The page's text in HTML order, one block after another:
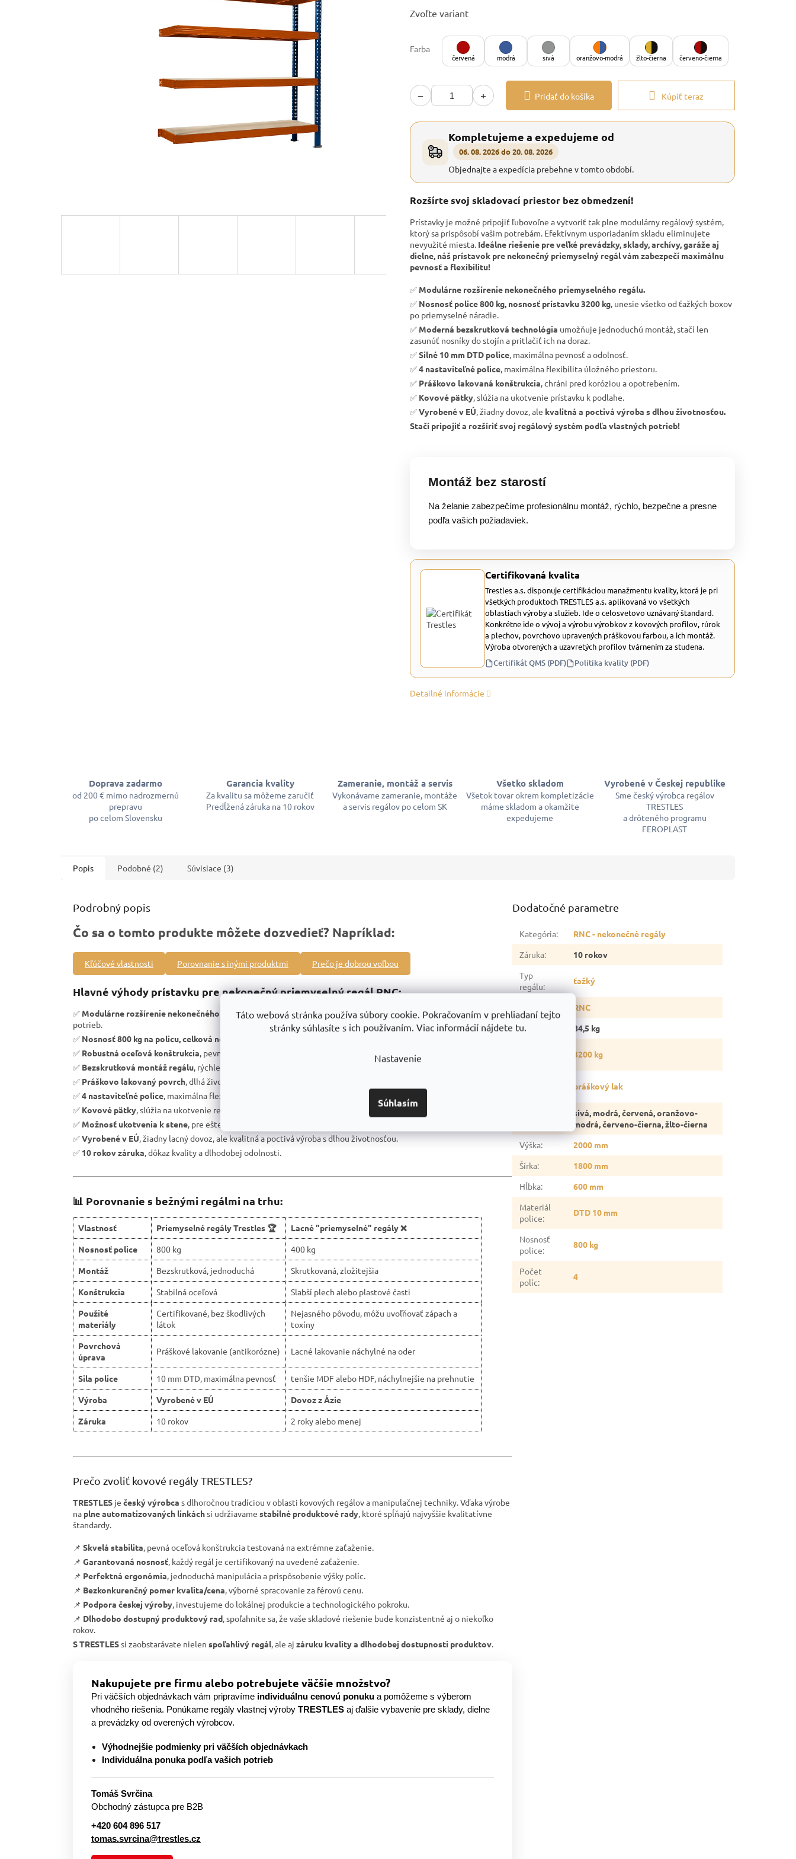
Táto webová stránka používa súbory cookie. Pokračovaním v prehliadaní tejto
stránky súhlasíte s ich používaním. Viac informácií nájdete tu.
Nastavenie
Súhlasím
cena:
Zvoľte variant
Farba
červená modrá sivá oranžovo-modrá žlto-čierna červeno-čierna
− + Pridať do košíka Kúpiť teraz
Kompletujeme a expedujeme od
06. 08. 2026 do 20. 08. 2026
Objednajte a expedícia prebehne v tomto období.
Rozšírte svoj skladovací priestor bez obmedzení!
Prístavky je možné pripojiť ľubovoľne a vytvoriť tak plne modulárny regálový systém,
ktorý sa prispôsobí vašim potrebám. Efektívnym usporiadaním skladu eliminujete
nevyužité miesta. Ideálne riešenie pre veľké prevádzky, sklady, archívy, garáže aj
dielne, náš prístavok pre nekonečný priemyselný regál vám zabezpečí maximálnu
pevnosť a flexibilitu!
✅ Modulárne rozšírenie nekonečného priemyselného regálu.
✅ Nosnosť police 800 kg, nosnosť prístavku 3200 kg, unesie všetko od ťažkých boxov
po priemyselné náradie.
✅ Moderná bezskrutková technológia umožňuje jednoduchú montáž, stačí len
zasunúť nosníky do stojín a pritlačiť ich na doraz.
✅Silné 10 mm DTD police, maximálna pevnosť a odolnosť.
✅4 nastaviteľné police, maximálna flexibilita úložného priestoru.
✅ Práškovo lakovaná konštrukcia, chráni pred koróziou a opotrebením.
✅ Kovové pätky, slúžia na ukotvenie prístavku k podlahe.
✅Vyrobené v EÚ, žiadny dovoz, ale kvalitná a poctivá výroba s dlhou životnosťou.
Stačí pripojiť a rozšíriť svoj regálový systém podľa vlastných potrieb!
Montáž bez starostí
Na želanie zabezpečíme profesionálnu montáž, rýchlo, bezpečne a presne
podľa vašich požiadaviek.
Certifikovaná kvalita
Trestles a.s. disponuje certifikáciou manažmentu kvality, ktorá je pri
všetkých produktoch TRESTLES a.s. aplikovaná vo všetkých
oblastiach výroby a služieb. Ide o celosvetovo uznávaný štandard.
Konkrétne ide o vývoj a výrobu výrobkov z kovových profilov, rúrok
a plechov, povrchovo upravených práškovou farbou, a ich montáž.
Výroba otvorených a uzavretých profilov tvárnením za studena.
Certifikát QMS (PDF) Politika kvality (PDF)
Detailné informácie
Doprava zadarmo
od 200 € mimo nadrozmernú
prepravu
po celom Slovensku
Garancia kvality
Za kvalitu sa môžeme zaručiť
Predĺžená záruka na 10 rokov
Zameranie, montáž a servis
Vykonávame zameranie, montáže
a servis regálov po celom SK
Všetko skladom
Všetok tovar okrem kompletizácie
máme skladom a okamžite
expedujeme
Vyrobené v Českej republike
Sme český výrobca regálov
TRESTLES
a drôteného programu
FEROPLAST
Popis Podobné (2) Súvisiace (3)
Podrobný popis
Čo sa o tomto produkte môžete dozvedieť? Napríklad:
Kľúčové vlastnosti Porovnanie s inými produktmi Prečo je dobrou voľbou
Hlavné výhody prístavku pre nekonečný priemyselný regál RNC:
✅ Modulárne rozšírenie nekonečného priemyselného regálu, umožňuje zväčšenie regálovej zostavy podľa vašich
potrieb.
✅ Nosnosť 800 kg na policu, celková nosnosť 3200 kg
✅ Robustná oceľová konštrukcia, pevnosť a vysoká stabilita.
✅ Bezskrutková montáž regálu, rýchle zostavenie bez nutnosti použitia náradia.
✅ Práškovo lakovaný povrch, dlhá životnosť a ochrana proti korózii.
✅4 nastaviteľné police, maximálna flexibilita úložného priestoru.
✅ Kovové pätky, slúžia na ukotvenie regálu k podlahe.
✅ Možnosť ukotvenia k stene, pre ešte väčšiu bezpečnosť.
✅Vyrobené v EÚ, žiadny lacný dovoz, ale kvalitná a poctivá výroba s dlhou životnosťou.
✅ 10 rokov záruka, dôkaz kvality a dlhodobej odolnosti.
📊 Porovnanie s bežnými regálmi na trhu:
Vlastnosť Priemyselné regály Trestles 🏆
Lacné "priemyselné" regály ❌
Nosnosť police
800 kg
400 kg
Montáž
Bezskrutková, jednoduchá
Skrutkovaná, zložitejšia
Konštrukcia
Stabilná oceľová
Slabší plech alebo plastové časti
Použité
materiály
Certifikované, bez škodlivých
látok
Nejasného pôvodu, môžu uvoľňovať zápach a
toxíny
Povrchová
úprava
Práškové lakovanie (antikorózne) Lacné lakovanie náchylné na oder
Sila police 10 mm DTD, maximálna pevnosť
tenšie MDF alebo HDF, náchylnejšie na prehnutie
Výroba
Vyrobené v EÚ
Dovoz z Ázie
Záruka
10 rokov 2 roky alebo menej
Prečo zvoliť kovové regály TRESTLES?
TRESTLES je český výrobca s dlhoročnou tradíciou v oblasti kovových regálov a manipulačnej techniky. Vďaka výrobe
na plne automatizovaných linkáchsi udržiavame stabilné produktové rady, ktoré spĺňajú najvyššie kvalitatívne
štandardy.
📌 Skvelá stabilita, pevná oceľová konštrukcia testovaná na extrémne zaťaženie.
📌 Garantovaná nosnosť, každý regál je certifikovaný na uvedené zaťaženie.
📌 Perfektná ergonómia, jednoduchá manipulácia a prispôsobenie výšky políc.
📌 Bezkonkurenčný pomer kvalita/cena, výborné spracovanie za férovú cenu.
📌 Podpora českej výroby, investujeme do lokálnej produkcie a technologického pokroku.
📌 Dlhodobo dostupný produktový rad, spoľahnite sa, že vaše skladové riešenie bude konzistentné aj o niekoľko
rokov.
S TRESTLESsi zaobstarávate nielen spoľahlivý regál, ale aj záruku kvality a dlhodobej dostupnosti produktov.
Nakupujete pre firmu alebo potrebujete väčšie množstvo?
Pri väčších objednávkach vám pripravíme individuálnu cenovú ponuku a pomôžeme s výberom
vhodného riešenia. Ponúkame regály vlastnej výroby TRESTLES aj ďalšie vybavenie pre sklady, dielne
a prevádzky od overených výrobcov.
Výhodnejšie podmienky pri väčších objednávkach
Individuálna ponuka podľa vašich potrieb
Tomáš Svrčina
Obchodný zástupca pre B2B
+420 604 896 517
tomas.svrcina@trestles.cz
Dodatočné parametre
Kategória:
RNC - nekonečné regály
Záruka:
10 rokov
Typ
regálu:
ťažký
RNC
Hmotnosť
84,5 kg
3200 kg
práškový lak
sivá, modrá, červená, oranžovo-
modrá, červeno-čierna, žlto-čierna
Výška:
2000 mm
Šírka:
1800 mm
Hĺbka:
600 mm
Materiál
police:
DTD 10 mm
Nosnosť
police:
800 kg
Počet
políc:
4